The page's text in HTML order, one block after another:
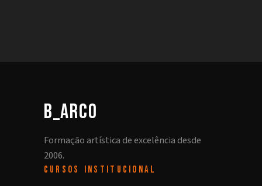
b_arco
Formação artística de excelência desde
2006.
CURSOS INSTITUCIONAL